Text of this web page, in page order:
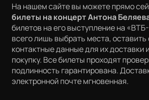
На нашем сайте вы можете прямо
билеты на концерт Антона
билетов на его выступление на
всего лишь выбрать места, оставить
контактные данные для их доставки
покупку. Все билеты проходят
подлинность гарантирована.
электронной почте мгновенная.